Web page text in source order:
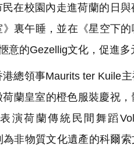
在校園內走進荷蘭的日
裏午睡，並在《星空下
的Gezellig文化，促進多
總領事Maurits ter Kuile
蘭皇室的橙色服裝慶祝，
荷蘭傳統民間舞蹈
非物質文化遺產的科爾